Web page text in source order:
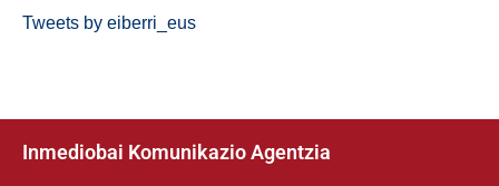
Tweets by eiberri_eus
Inmediobai Komunikazio Agentzia